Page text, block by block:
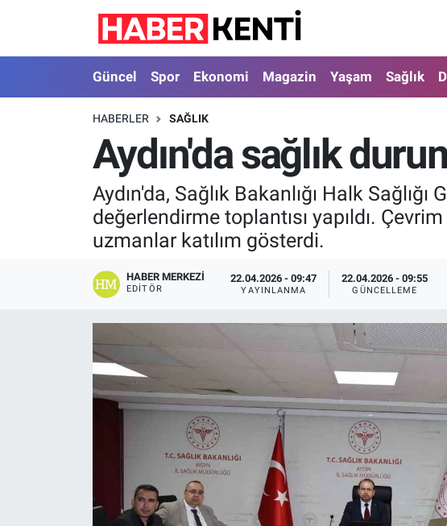
Güncel Spor Ekonomi Magazin Yaşam Sağlık
HABERLER SAĞLIK
Aydın'da sağlık
Aydın'da, Sağlık Bakanlığı Halk
değerlendirme toplantısı yapıldı.
uzmanlar katılım gösterdi.
HABER MERKEZI
EDITÖR
22.04.2026 - 09:47
YAYINLANMA
22.04.2026 - 09:55
GÜNCELLEME
Güncel
Spor
Ekonomi
Magazin
Astroloji
Nöbetçi Eczaneler
Hava Durumu
İstanbul Namaz Vakitleri
Trafik Durumu
Süper Lig Puan Durumu ve Fikstür
Tüm Manşetler
Haber Arşivi